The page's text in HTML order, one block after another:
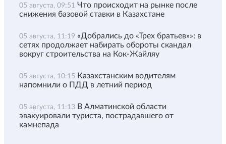
05 августа, 09:51 Что происходит на рынке после
снижения базовой ставки в Казахстане
05 августа, 11:19 «Добрались до «Трех братьев»»: в
сетях продолжает набирать обороты скандал
вокруг строительства на Кок-Жайляу
05 августа, 10:15 Казахстанским водителям
напомнили о ПДД в летний период
05 августа, 11:13 В Алматинской области
эвакуировали туриста, пострадавшего от
камнепада